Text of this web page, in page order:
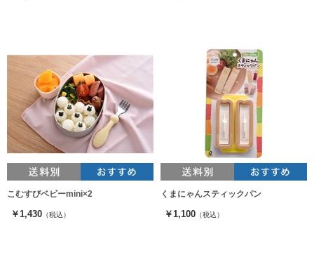
こむすびベビーmini×2
￥1,430 （税込）
くまにゃんスティックパン
￥1,100 （税込）